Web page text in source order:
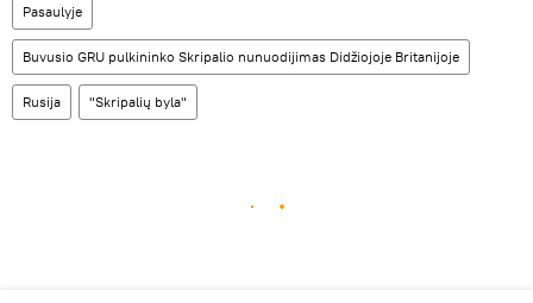
Pasaulyje
Buvusio GRU pulkininko Skripalio nunuodijimas Didžiojoje Britanijoje
Rusija "Skripalių byla"